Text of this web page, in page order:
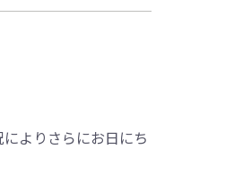
よりさらにお日にち